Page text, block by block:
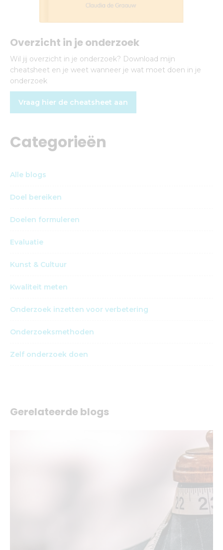
Overzicht in je onderzoek
Wil jij overzicht in je onderzoek? Download mijn
cheatsheet en je weet wanneer je wat moet doen in je
onderzoek
Vraag hier de cheatsheet aan
Categorieën
Alle blogs
Doel bereiken
Doelen formuleren
Evaluatie
Kunst & Cultuur
Kwaliteit meten
Onderzoek inzetten voor verbetering
Onderzoeksmethoden
Zelf onderzoek doen
Gerelateerde blogs